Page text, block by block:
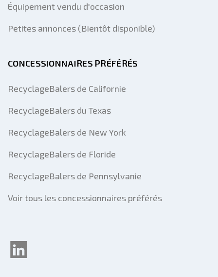
Équipement vendu d'occasion
Petites annonces (Bientôt disponible)
CONCESSIONNAIRES PRÉFÉRÉS
RecyclageBalers de Californie
RecyclageBalers du Texas
RecyclageBalers de New York
RecyclageBalers de Floride
RecyclageBalers de Pennsylvanie
Voir tous les concessionnaires préférés